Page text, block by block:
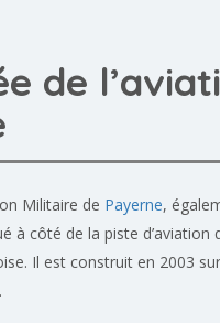
de
Militaire de Payerne,
à côté de la piste d’aviation
Il est construit en 2003